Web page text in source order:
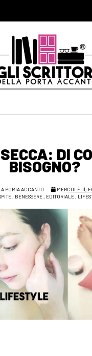
DI
BISOGNO?
PORTA ACCANTO
MERCOLEDÌ,
, BENESSERE , EDITORIALE ,